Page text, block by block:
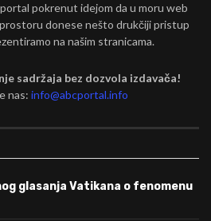
pokrenut idejom da u moru web
donese nešto drukčiji pristup
na našim stranicama.
sadržaja bez dozvola izdavača!
nas:info@abcportal.info
glasanja Vatikana o fenomenu